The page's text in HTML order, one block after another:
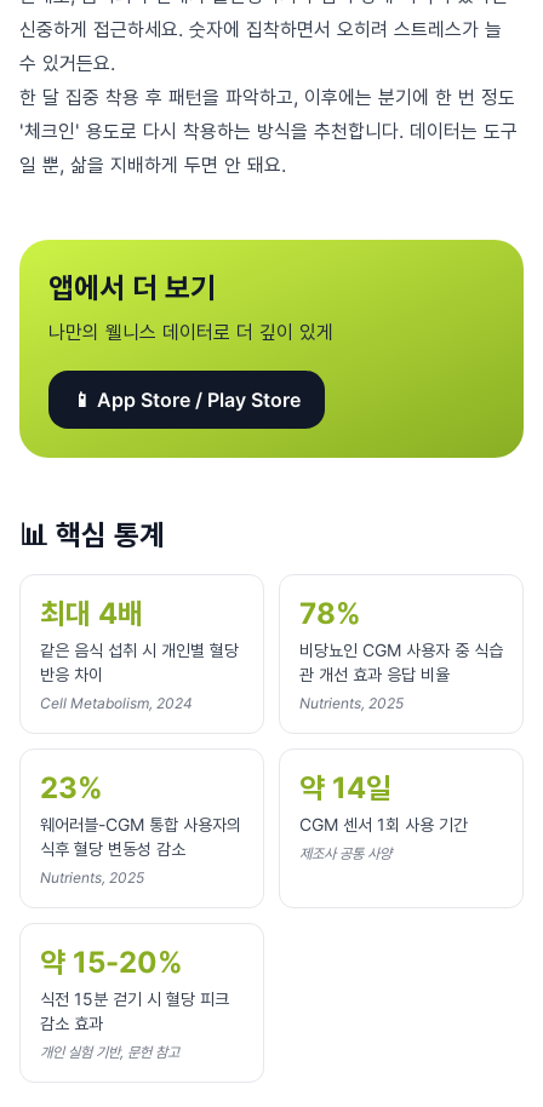
신중하게 접근하세요. 숫자에 집착하면서 오히려 스트레스가 늘
수 있거든요.
한 달 집중 착용 후 패턴을 파악하고, 이후에는 분기에 한 번 정도
'체크인' 용도로 다시 착용하는 방식을 추천합니다. 데이터는 도구
일 뿐, 삶을 지배하게 두면 안 돼요.
앱에서 더 보기
나만의 웰니스 데이터로 더 깊이 있게
📱 App Store / Play Store
📊 핵심 통계
최대 4배
같은 음식 섭취 시 개인별 혈당
반응 차이
Cell Metabolism, 2024
78%
비당뇨인 CGM 사용자 중 식습
관 개선 효과 응답 비율
Nutrients, 2025
23%
웨어러블-CGM 통합 사용자의
식후 혈당 변동성 감소
Nutrients, 2025
약 14일
CGM 센서 1회 사용 기간
제조사 공통 사양
약 15-20%
식전 15분 걷기 시 혈당 피크
감소 효과
개인 실험 기반, 문헌 참고